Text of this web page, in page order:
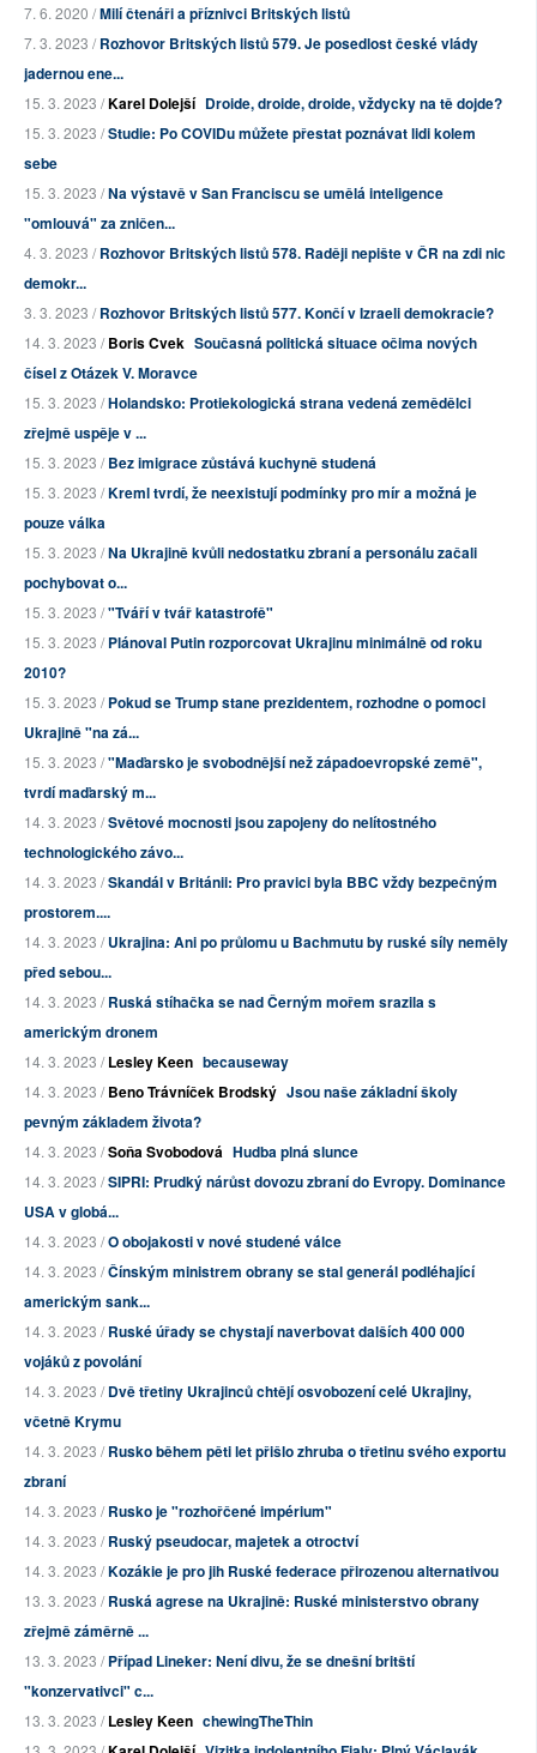
7. 6. 2020 /Milí čtenáři a příznivci Britských listů
7. 3. 2023 /Rozhovor Britských listů 579. Je posedlost české vlády
jadernou ene...
15. 3. 2023 /Karel Dolejší Droide, droide, droide, vždycky na tě dojde?
15. 3. 2023 /Studie: Po COVIDu můžete přestat poznávat lidi kolem
sebe
15. 3. 2023 /Na výstavě v San Franciscu se umělá inteligence
"omlouvá" za zničen...
4. 3. 2023 /Rozhovor Britských listů 578. Raději nepište v ČR na zdi nic
demokr...
3. 3. 2023 /Rozhovor Britských listů 577. Končí v Izraeli demokracie?
14. 3. 2023 /Boris Cvek Současná politická situace očima nových
čísel z Otázek V. Moravce
15. 3. 2023 /Holandsko: Protiekologická strana vedená zemědělci
zřejmě uspěje v ...
15. 3. 2023 /Bez imigrace zůstává kuchyně studená
15. 3. 2023 /Kreml tvrdí, že neexistují podmínky pro mír a možná je
pouze válka
15. 3. 2023 /Na Ukrajině kvůli nedostatku zbraní a personálu začali
pochybovat o...
15. 3. 2023 /"Tváří v tvář katastrofě"
15. 3. 2023 /Plánoval Putin rozporcovat Ukrajinu minimálně od roku
2010?
15. 3. 2023 /Pokud se Trump stane prezidentem, rozhodne o pomoci
Ukrajině "na zá...
15. 3. 2023 /"Maďarsko je svobodnější než západoevropské země",
tvrdí maďarský m...
14. 3. 2023 /Světové mocnosti jsou zapojeny do nelítostného
technologického závo...
14. 3. 2023 /Skandál v Británii: Pro pravici byla BBC vždy bezpečným
prostorem....
14. 3. 2023 /Ukrajina: Ani po průlomu u Bachmutu by ruské síly neměly
před sebou...
14. 3. 2023 /Ruská stíhačka se nad Černým mořem srazila s
americkým dronem
14. 3. 2023 /Lesley Keen becauseway
14. 3. 2023 /Beno Trávníček Brodský Jsou naše základní školy
pevným základem života?
14. 3. 2023 /Soňa Svobodová Hudba plná slunce
14. 3. 2023 /SIPRI: Prudký nárůst dovozu zbraní do Evropy. Dominance
USA v globá...
14. 3. 2023 /O obojakosti v nové studené válce
14. 3. 2023 /Čínským ministrem obrany se stal generál podléhající
americkým sank...
14. 3. 2023 /Ruské úřady se chystají naverbovat dalších 400 000
vojáků z povolání
14. 3. 2023 /Dvě třetiny Ukrajinců chtějí osvobození celé Ukrajiny,
včetně Krymu
14. 3. 2023 /Rusko během pěti let přišlo zhruba o třetinu svého exportu
zbraní
14. 3. 2023 /Rusko je "rozhořčené impérium"
14. 3. 2023 /Ruský pseudocar, majetek a otroctví
14. 3. 2023 /Kozákie je pro jih Ruské federace přirozenou alternativou
13. 3. 2023 /Ruská agrese na Ukrajině: Ruské ministerstvo obrany
zřejmě záměrně ...
13. 3. 2023 /Případ Lineker: Není divu, že se dnešní britští
"konzervativci" c...
13. 3. 2023 /Lesley Keen chewingTheThin